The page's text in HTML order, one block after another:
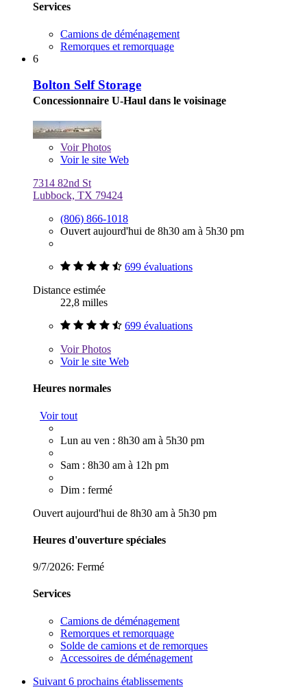
Services
Camions de déménagement
Remorques et remorquage
6
Bolton Self Storage
Concessionnaire U-Haul dans le voisinage
VoirPhotos
Voir le site Web
7314 82nd St
Lubbock, TX 79424
(806) 866-1018
Ouvert aujourd'hui de 8h30 am à 5h30 pm
699 évaluations
Distance estimée
22,8 milles
699 évaluations
VoirPhotos
Voir le site Web
Heures normales
Voir tout
Lun au ven : 8h30 am à 5h30 pm
Sam : 8h30 am à 12h pm
Dim : fermé
Ouvert aujourd'hui de 8h30 am à 5h30 pm
Heures d'ouverture spéciales
9/7/2026: Fermé
Services
Camions de déménagement
Remorques et remorquage
Solde de camions et de remorques
Accessoires de déménagement
Suivant 6 prochains établissements